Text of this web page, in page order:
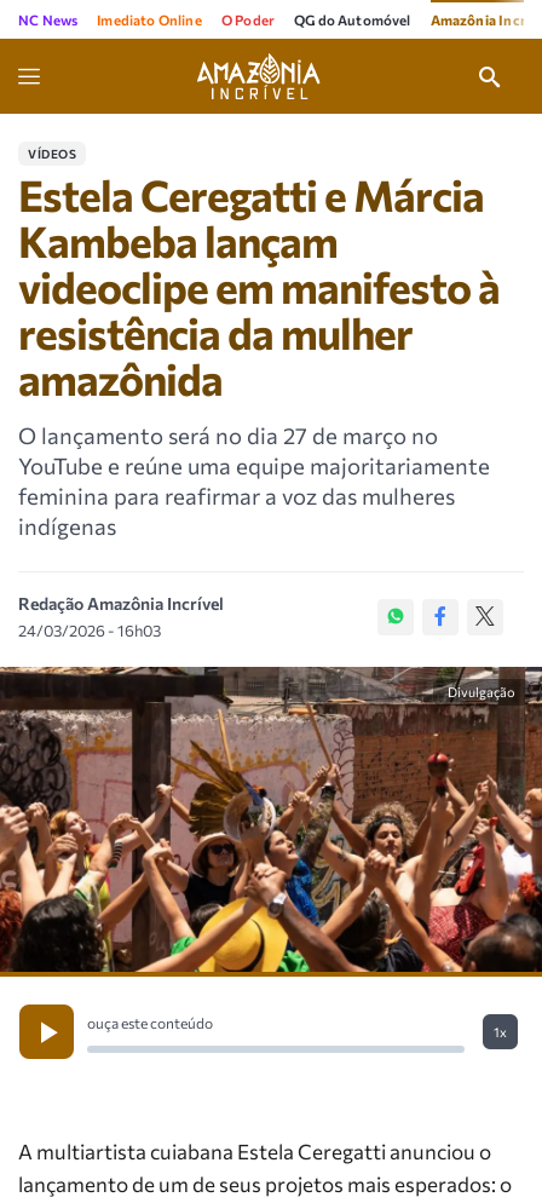
NC News Imediato Online O Poder QG do Automóvel Amazônia
VÍDEOS
Estela Ceregatti e Márcia
Kambeba lançam
videoclipe em manifesto à
resistência da mulher
amazônida
O lançamento será no dia 27 de março no
YouTube e reúne uma equipe majoritariamente
feminina para reafirmar a voz das mulheres
indígenas
Redação Amazônia Incrível
24/03/2026 - 16h03
Divulgação
ouça este conteúdo
1x
A multiartista cuiabana Estela Ceregatti anunciou o
lançamento de um de seus projetos mais esperados: o